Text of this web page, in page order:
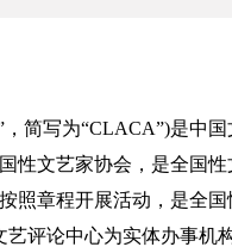
简写为“CLACA”)是中
性文艺家协会，是全国
照章程开展活动，是全
评论中心为实体办事机